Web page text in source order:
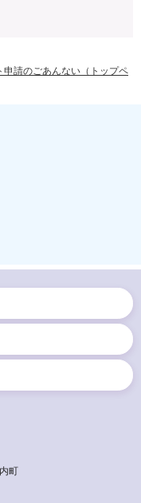
申請のごあんない（トップペ
町